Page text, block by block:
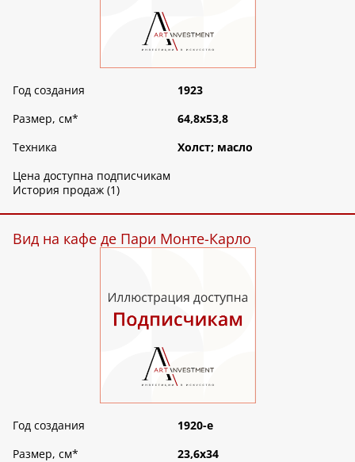
Год создания
1923
Размер, см*
64,8х53,8
Техника
Холст; масло
Цена доступна подписчикам
История продаж (1)
Вид на кафе де Пари Монте-Карло
Год создания
1920-е
Размер, см*
23,6х34